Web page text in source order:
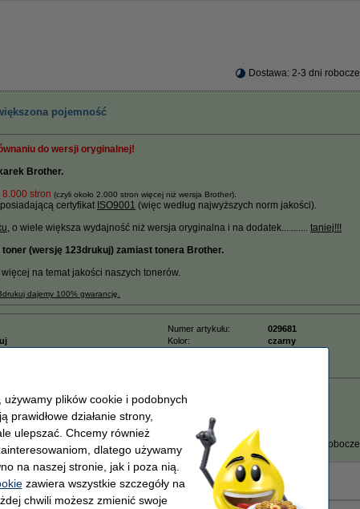
Dostawa: 2-3 dni robocze
pojemność
do wersji oryginalnej!
Brother.
8.000 stron (czyli około 2.000 stron więcej niż wersja Brother).
certyfikat ISO9001 (więc według najwyższych norm jakości).
, o wiele większa wydajność niż wersja oryginalna i na dodatek........... taniej!!!
(wersję 123drukuj) zamiast tonera Brother.
na temat jakości naszych tonerów.
dajemy 100% gwarancję.
Numer artykułu:
029681
Kolor:
czarny
Dostawa: 2-3 dni robocze
Darmowa dostawa od 500 zł Ponad 600.000 klientów
plików cookie i podobnych
działanie strony,
ulepszać. Chcemy również
dlatego używamy
na naszej stronie, jak i poza nią.
zawiera wszystkie szczegóły na
chwili możesz zmienić swoje